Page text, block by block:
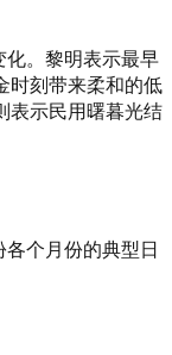
。黎明表示最早
时刻带来柔和的低
表示民用曙暮光结
个月份的典型日